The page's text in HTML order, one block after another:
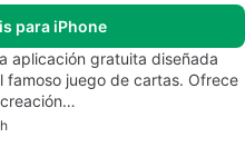
para iPhone
aplicación gratuita diseñada
juego de cartas. Ofrece